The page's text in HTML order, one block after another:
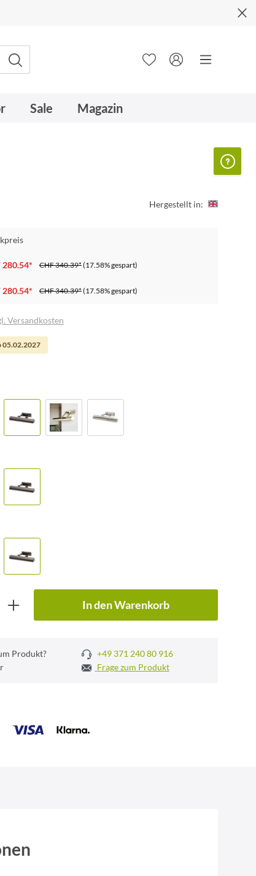
Sale Magazin
Hergestellt in:
280.54* CHF 340.39*(17.58% gespart)
280.54* CHF 340.39*(17.58% gespart)
Versandkosten
05.02.2027
In den Warenkorb
Produkt?
+49 371 240 80 916
Frage zum Produkt